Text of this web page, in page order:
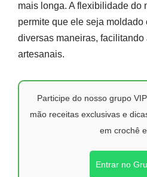
mais longa. A flexibilidade do
permite que ele seja moldado
diversas maneiras,
artesanais.
Participe do nosso grupo
mão receitas exclusivas e
em crochê
Entrar no